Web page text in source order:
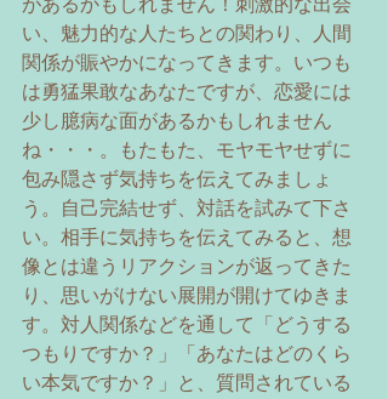
があるかもしれません！刺激的な出会
い、魅力的な人たちとの関わり、人間
関係が賑やかになってきます。いつも
は勇猛果敢なあなたですが、恋愛には
少し臆病な面があるかもしれません
ね・・・。もたもた、モヤモヤせずに
包み隠さず気持ちを伝えてみましょ
う。自己完結せず、対話を試みて下さ
い。相手に気持ちを伝えてみると、想
像とは違うリアクションが返ってきた
り、思いがけない展開が開けてゆきま
す。対人関係などを通して「どうする
つもりですか？」「あなたはどのくら
い本気ですか？」と、質問されている